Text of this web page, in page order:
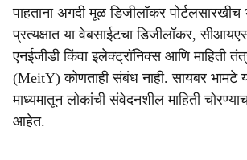
पाहताना अगदी मूळ डिजीलॉकर
प्रत्यक्षात या वेबसाईटचा डिजीलॉकर,
एनईजीडी किंवा इलेक्ट्रॉनिक्स आणि माहिती
(MeitY) कोणताही संबंध नाही. सायबर भामटे
माध्यमातून लोकांची संवेदनशील माहिती
आहेत.